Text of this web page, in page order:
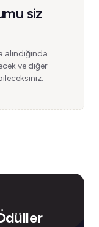
siz
ve diğer